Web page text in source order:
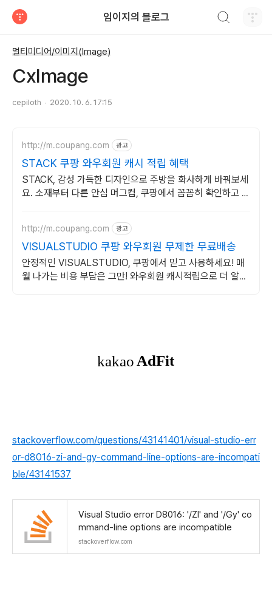
임이지의 블로그
멀티미디어/이미지(Image)
CxImage
cepiloth 2020. 10. 6. 17:15
http://m.coupang.com 광고
STACK 쿠팡 와우회원 캐시 적립 혜택
STACK, 감성 가득한 디자인으로 주방을 화사하게 바꿔보세
요. 소재부터 다른 안심 머그컵, 쿠팡에서 꼼꼼히 확인하고 구
http://m.coupang.com 광고
VISUALSTUDIO 쿠팡 와우회원 무제한 무료배송
안정적인 VISUALSTUDIO, 쿠팡에서 믿고 사용하세요! 매
월 나가는 비용 부담은 그만! 와우회원 캐시적립으로 더 알뜰
stackoverflow.com/questions/43141401/visual-studio-err
or-d8016-zi-and-gy-command-line-options-are-incompati
ble/43141537
Visual Studio error D8016: '/ZI' and '/Gy' co
mmand-line options are incompatible
stackoverflow.com